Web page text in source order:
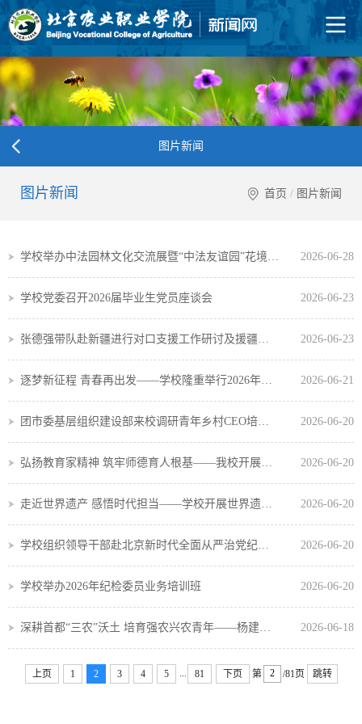
图片新闻
图片新闻 首页 / 图片新闻
2026-06-28
学校党委召开2026届毕业生党员座谈会 2026-06-23
2026-06-23
2026-06-21
2026-06-20
2026-06-20
2026-06-20
2026-06-20
学校举办2026年纪检委员业务培训班 2026-06-20
2026-06-18
上页 1 2 3 4 5 81 下页 第 /81页 跳转